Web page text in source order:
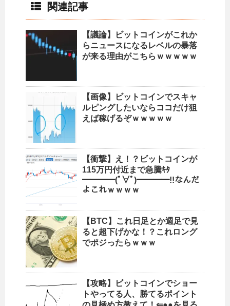
関連記事
【議論】ビットコインがこれか
らニュースになるレベルの暴落
が来る理由がこちらｗｗｗｗｗ
【画像】ビットコインでスキャ
ルピングしたいならココだけ狙
えば稼げるぞｗｗｗｗｗ
【衝撃】え！？ビットコインが
115万円付近まで急騰ｷﾀ
━━━━(ﾟ∀ﾟ)━━━━!!なんだ
よこれｗｗｗｗ
【BTC】これ日足とか週足で見
ると超下げかな！？これロング
でポジったらｗｗｗ
【攻略】ビットコインでショー
トやってる人、勝てるポイント